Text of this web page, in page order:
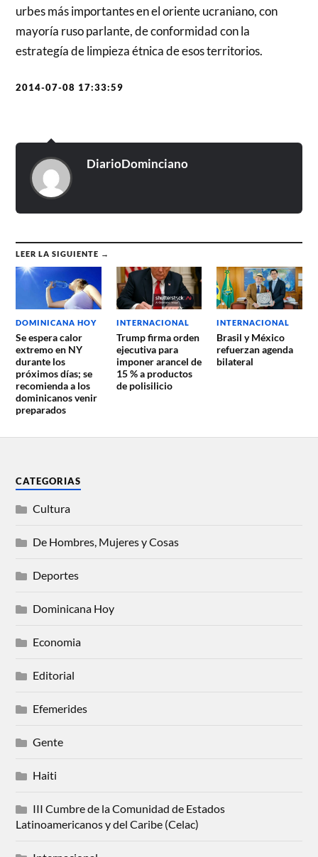
urbes más importantes en el oriente ucraniano, con
mayoría ruso parlante, de conformidad con la
estrategía de limpieza étnica de esos territorios.
2014-07-08 17:33:59
DiarioDominciano
LEER LA SIGUIENTE →
DOMINICANA HOY
Se espera calor
extremo en NY
durante los
próximos días; se
recomienda a los
dominicanos venir
preparados
INTERNACIONAL
Trump firma orden
ejecutiva para
imponer arancel de
15 % a productos
de polisilicio
INTERNACIONAL
Brasil y México
refuerzan agenda
bilateral
CATEGORIAS
Cultura
De Hombres, Mujeres y Cosas
Deportes
Dominicana Hoy
Economia
Editorial
Efemerides
Gente
Haiti
III Cumbre de la Comunidad de Estados
Latinoamericanos y del Caribe (Celac)